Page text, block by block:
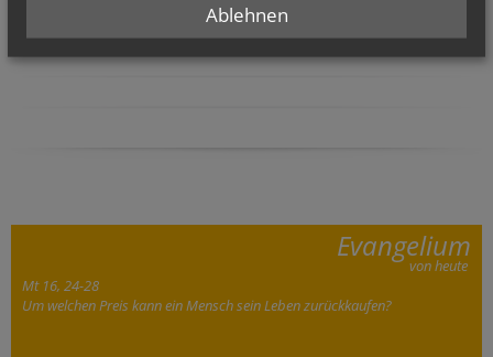
Evangelium
von heute
Mt 16, 24-28
Um welchen Preis kann ein Mensch sein Leben zurückkaufen?
Ablehnen